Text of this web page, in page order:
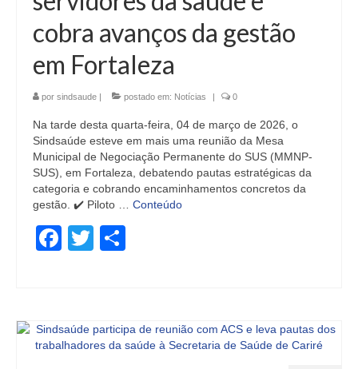
cobra avanços da gestão
em Fortaleza
por sindsaude | postado em: Notícias | 0
Na tarde desta quarta-feira, 04 de março de 2026, o
Sindsaúde esteve em mais uma reunião da Mesa
Municipal de Negociação Permanente do SUS (MMNP-
SUS), em Fortaleza, debatendo pautas estratégicas da
categoria e cobrando encaminhamentos concretos da
gestão. ✔️ Piloto … Conteúdo
Facebook
Twitter